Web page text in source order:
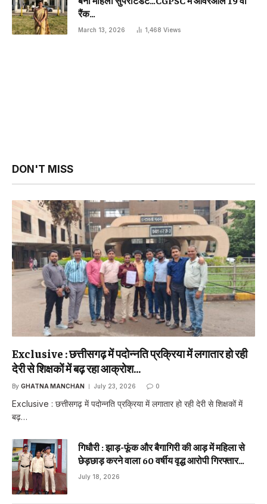
रैंक…
March 13, 2026 1,468 Views
DON'T MISS
Exclusive : छत्तीसगढ़ में पदोन्नति प्रक्रिया में लगातार हो रही
देरी से शिक्षकों में बढ़ रहा आक्रोश…
By GHATNA MANCHAN July 23, 2026 0
Exclusive : छत्तीसगढ़ में पदोन्नति प्रक्रिया में लगातार हो रही देरी से शिक्षकों में
बढ़…
गिधौरी : झाड़-फूंक और बैगागिरी की आड़ में महिला से
छेड़छाड़ करने वाला 60 वर्षीय वृद्ध आरोपी गिरफ्तार…
July 18, 2026